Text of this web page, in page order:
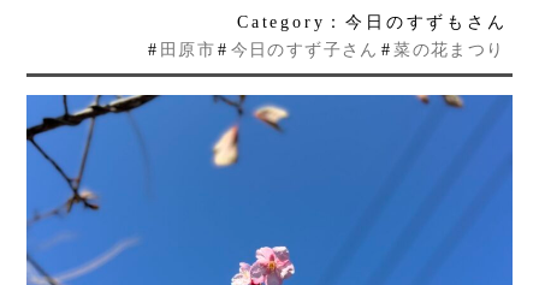
Category：今日のすずもさん
# 田原市 # 今日のすず子さん # 菜の花まつり